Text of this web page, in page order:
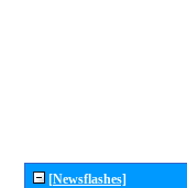
[Newsflashes]